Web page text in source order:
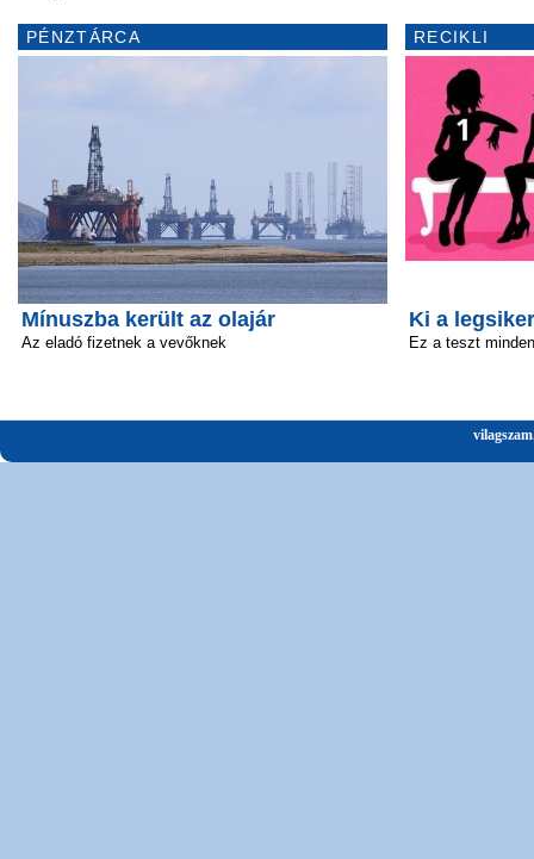
PÉNZTÁRCA
Mínuszba került az olajár
Az eladó fizetnek a vevőknek
RECIKLI
Ki a
Ez a teszt